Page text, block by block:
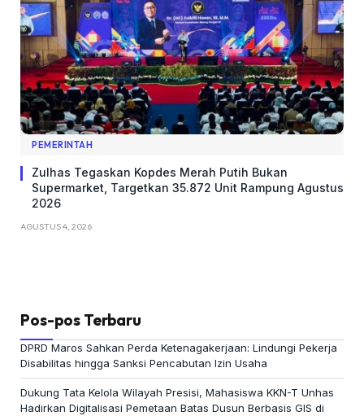
PEMERINTAH
Zulhas Tegaskan Kopdes Merah Putih Bukan
Supermarket, Targetkan 35.872 Unit Rampung Agustus
2026
AGUSTUS 4, 2026
Pos-pos Terbaru
DPRD Maros Sahkan Perda Ketenagakerjaan: Lindungi Pekerja
Disabilitas hingga Sanksi Pencabutan Izin Usaha
Dukung Tata Kelola Wilayah Presisi, Mahasiswa KKN-T Unhas
Hadirkan Digitalisasi Pemetaan Batas Dusun Berbasis GIS di